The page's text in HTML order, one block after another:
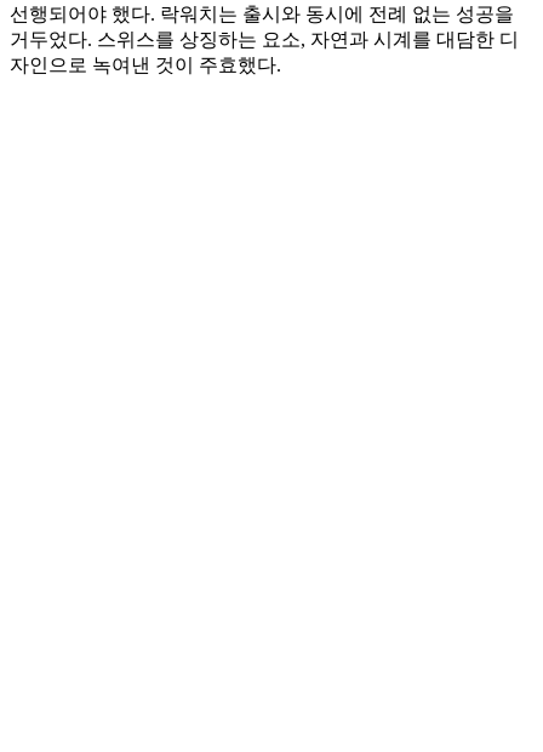
선행되어야 했다. 락워치는 출시와 동시에 전례 없는 성공을
거두었다. 스위스를 상징하는 요소, 자연과 시계를 대담한 디
자인으로 녹여낸 것이 주효했다.